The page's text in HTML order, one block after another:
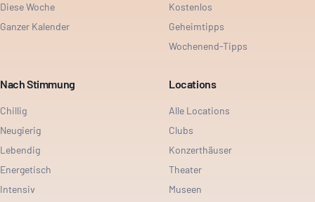
Diese Woche
Ganzer Kalender
Kostenlos
Geheimtipps
Wochenend-Tipps
Nach Stimmung
Chillig
Neugierig
Lebendig
Energetisch
Intensiv
Locations
Alle Locations
Clubs
Konzerthäuser
Theater
Museen